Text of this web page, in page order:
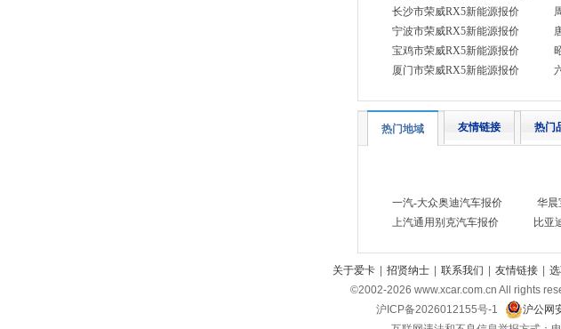
长沙市荣威RX5新能源报价
宁波市荣威RX5新能源报价
宝鸡市荣威RX5新能源报价
厦门市荣威RX5新能源报价
热门地域 友情链接 热门
一汽-大众奥迪汽车报价 华晨
上汽通用别克汽车报价
比亚
关于爱卡 招贤纳士 联系我们 友情链接
©2002-2026 www.xcar.com.cn All rights
沪ICP备2026012155号-1
沪公网